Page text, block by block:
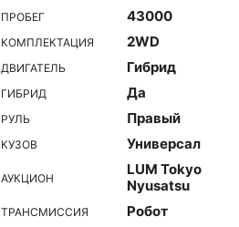
ПРОБЕГ 43000
КОМПЛЕКТАЦИЯ 2WD
ДВИГАТЕЛЬ Гибрид
ГИБРИД Да
РУЛЬ Правый
КУЗОВ Универсал
АУКЦИОН
LUM Tokyo
Nyusatsu
ТРАНСМИССИЯ Робот